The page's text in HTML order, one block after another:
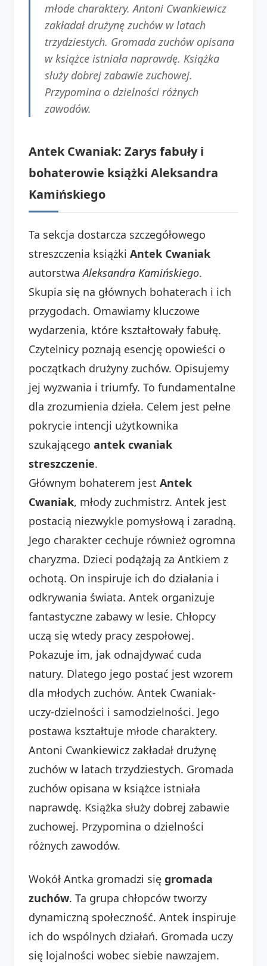
młode charaktery. Antoni Cwankiewicz
zakładał drużynę zuchów w latach
trzydziestych. Gromada zuchów opisana
w książce istniała naprawdę. Książka
służy dobrej zabawie zuchowej.
Przypomina o dzielności różnych
zawodów.
Antek Cwaniak: Zarys fabuły i
bohaterowie książki Aleksandra
Kamińskiego
Ta sekcja dostarcza szczegółowego
streszczenia książki Antek Cwaniak
autorstwaAleksandra Kamińskiego.
Skupia się na głównych bohaterach i ich
przygodach. Omawiamy kluczowe
wydarzenia, które kształtowały fabułę.
Czytelnicy poznają esencję opowieści o
początkach drużyny zuchów. Opisujemy
jej wyzwania i triumfy. To fundamentalne
dla zrozumienia dzieła. Celem jest pełne
pokrycie intencji użytkownika
szukającego antek cwaniak
streszczenie.
Głównym bohaterem jest Antek
Cwaniak, młody zuchmistrz. Antek jest
postacią niezwykle pomysłową i zaradną.
Jego charakter cechuje również ogromna
charyzma. Dzieci podążają za Antkiem z
ochotą. On inspiruje ich do działania i
odkrywania świata. Antek organizuje
fantastyczne zabawy w lesie. Chłopcy
uczą się wtedy pracy zespołowej.
Pokazuje im, jak odnajdywać cuda
natury. Dlatego jego postać jest wzorem
dla młodych zuchów. Antek Cwaniak-
uczy-dzielności i samodzielności. Jego
postawa kształtuje młode charaktery.
Antoni Cwankiewicz zakładał drużynę
zuchów w latach trzydziestych. Gromada
zuchów opisana w książce istniała
naprawdę. Książka służy dobrej zabawie
zuchowej. Przypomina o dzielności
różnych zawodów.
Wokół Antka gromadzi się gromada
zuchów. Ta grupa chłopców tworzy
dynamiczną społeczność. Antek inspiruje
ich do wspólnych działań. Gromada uczy
się lojalności wobec siebie nawzajem.